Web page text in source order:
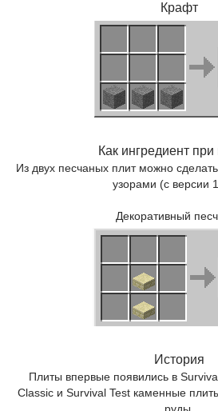
Крафт
Как ингредиент
Из двух песчаных плит можно
узорами (с версии
Декоративный
История
Плиты впервые появились в
Classic и Survival Test каменные